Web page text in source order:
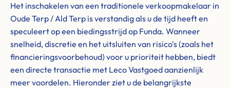
Het inschakelen van een traditionele verkoopmakelaar in
Oude Terp / Ald Terp is verstandig als u de tijd heeft en
speculeert op een biedingsstrijd op Funda. Wanneer
snelheid, discretie en het uitsluiten van risico's (zoals het
financieringsvoorbehoud) voor u prioriteit hebben, biedt
een directe transactie met Leco Vastgoed aanzienlijk
meer voordelen. Hieronder ziet u de belangrijkste